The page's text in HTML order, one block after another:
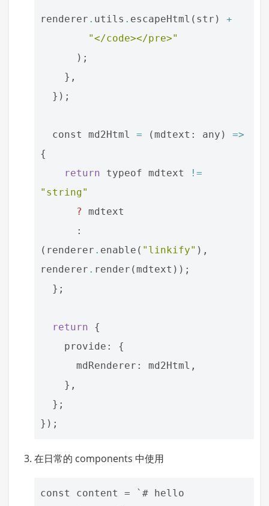
renderer . utils . escapeHtml ( str )
+
"</code></pre>"
);
},
});
const md2Html = (mdtext : any )
=>
{
return
typeof mdtext
!=
"string"
?
mdtext
:
( renderer . enable ( "linkify" ),
renderer . render (mdtext ));
};
return
{
provide :
{
mdRenderer : md2Html ,
},
};
});
在日常的 components 中使用
const content = `# hello